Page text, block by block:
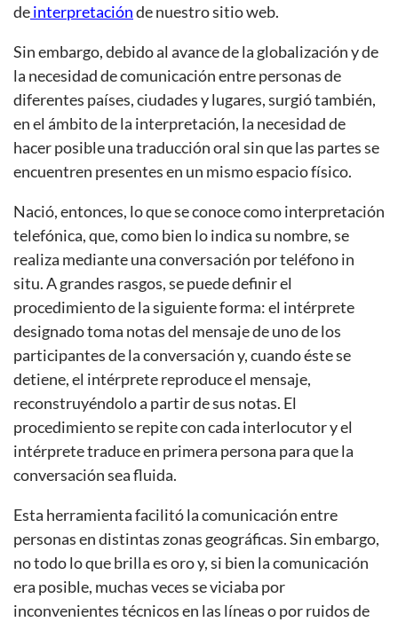
deinterpretaciónde nuestro sitio web.
Sin embargo, debido al avance de la globalización y de
la necesidad de comunicación entre personas de
diferentes países, ciudades y lugares, surgió también,
en el ámbito de la interpretación, la necesidad de
hacer posible una traducción oral sin que las partes se
encuentren presentes en un mismo espacio físico.
Nació, entonces, lo que se conoce como interpretación
telefónica, que, como bien lo indica su nombre, se
realiza mediante una conversación por teléfono in
situ. A grandes rasgos, se puede definir el
procedimiento de la siguiente forma: el intérprete
designado toma notas del mensaje de uno de los
participantes de la conversación y, cuando éste se
detiene, el intérprete reproduce el mensaje,
reconstruyéndolo a partir de sus notas. El
procedimiento se repite con cada interlocutor y el
intérprete traduce en primera persona para que la
conversación sea fluida.
Esta herramienta facilitó la comunicación entre
personas en distintas zonas geográficas. Sin embargo,
no todo lo que brilla es oro y, si bien la comunicación
era posible, muchas veces se viciaba por
inconvenientes técnicos en las líneas o por ruidos de